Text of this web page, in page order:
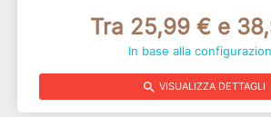
Tra 25,99 € e
In base alla
search VISUALIZZA DETTAGLI